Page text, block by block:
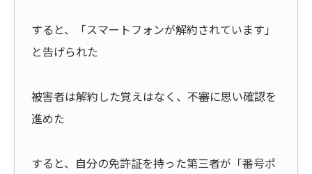
すると、「スマートフォンが解約されています」
と告げられた
被害者は解約した覚えはなく、不審に思い確認を
進めた
すると、自分の免許証を持った第三者が「番号ポ